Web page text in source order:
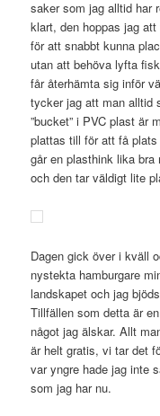
saker som jag alltid har
klart, den hoppas jag
för att snabbt kunna
utan att behöva lyfta
får återhämta sig inför
tycker jag att man alltid
”bucket” i PVC plast är
plattas till för att få
går en plasthink lika
och den tar väldigt lite
Dagen gick över i kväll
nystekta hamburgare
landskapet och jag
Tillfällen som detta är
något jag älskar. Allt
är helt gratis, vi tar det
var yngre hade jag inte
som jag har nu.